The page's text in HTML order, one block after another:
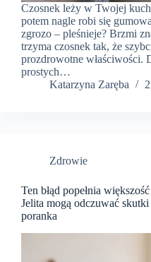
Czosnek leży w Twojej
potem nagle robi się
zgrozo – pleśnieje? Brzmi
trzyma czosnek tak, że
prozdrowotne właściwości.
prostych…
Katarzyna Zaręba
Zdrowie
Ten błąd popełnia
Jelita mogą odczuwać
poranka